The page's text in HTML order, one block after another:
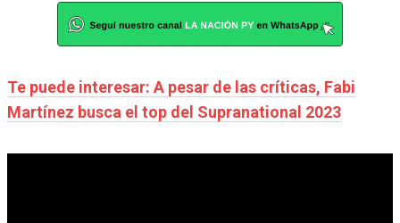
Te puede interesar: A pesar de las críticas, Fabi
Martínez busca el top del Supranational 2023